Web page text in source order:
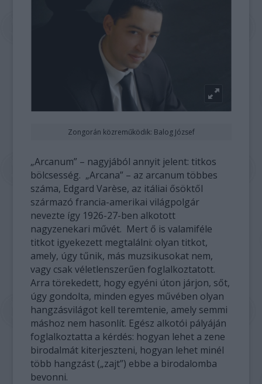
Zongorán közreműködik: Balog József
„Arcanum” – nagyjából annyit jelent: titkos
bölcsesség. „Arcana” – az arcanum többes
száma, Edgard Varèse, az itáliai ősöktől
származó francia-amerikai világpolgár
nevezte így 1926-27-ben alkotott
nagyzenekari művét. Mert ő is valamiféle
titkot igyekezett megtalálni: olyan titkot,
amely, úgy tűnik, más muzsikusokat nem,
vagy csak véletlenszerűen foglalkoztatott.
Arra törekedett, hogy egyéni úton járjon, sőt,
úgy gondolta, minden egyes művében olyan
hangzásvilágot kell teremtenie, amely semmi
máshoz nem hasonlít. Egész alkotói pályáján
foglalkoztatta a kérdés: hogyan lehet a zene
birodalmát kiterjeszteni, hogyan lehet minél
több hangzást („zajt”) ebbe a birodalomba
bevonni.